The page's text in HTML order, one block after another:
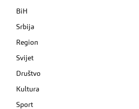
BiH
Srbija
Region
Svijet
Društvo
Kultura
Sport